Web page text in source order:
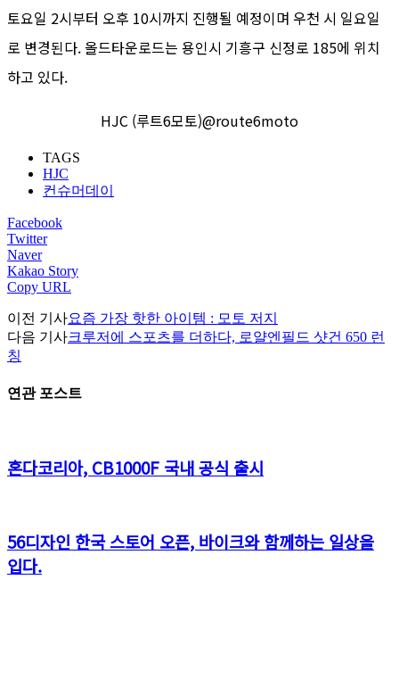
토요일 2시부터 오후 10시까지 진행될 예정이며 우천 시 일요일
로 변경된다. 올드타운로드는 용인시 기흥구 신정로 185에 위치
하고 있다.
HJC (루트6모토)@route6moto
TAGS
HJC
컨슈머데이
Facebook
Twitter
Naver
Kakao Story
Copy URL
이전 기사요즘 가장 핫한 아이템 : 모토 저지
다음 기사크루저에 스포츠를 더하다, 로얄엔필드 샷건 650 런
칭
연관 포스트
혼다코리아, CB1000F 국내 공식 출시
56디자인 한국 스토어 오픈, 바이크와 함께하는 일상을
입다.